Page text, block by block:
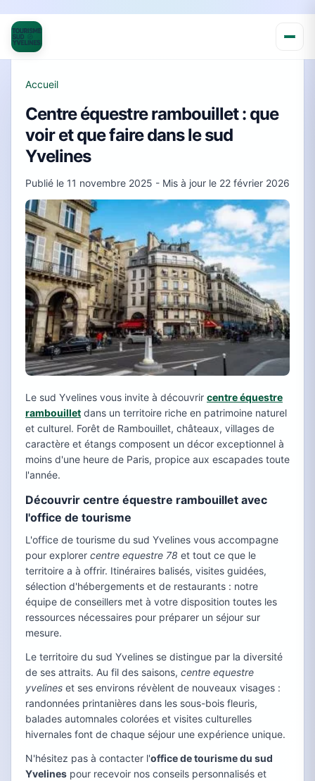
Accueil
Centre équestre rambouillet : que
voir et que faire dans le sud
Yvelines
Publié le 11 novembre 2025 - Mis à jour le 22 février 2026
Le sud Yvelines vous invite à découvrir centre équestre
rambouillet dans un territoire riche en patrimoine naturel
et culturel. Forêt de Rambouillet, châteaux, villages de
caractère et étangs composent un décor exceptionnel à
moins d'une heure de Paris, propice aux escapades toute
l'année.
Découvrir centre équestre rambouillet avec
l'office de tourisme
L'office de tourisme du sud Yvelines vous accompagne
pour explorer centre equestre 78 et tout ce que le
territoire a à offrir. Itinéraires balisés, visites guidées,
sélection d'hébergements et de restaurants : notre
équipe de conseillers met à votre disposition toutes les
ressources nécessaires pour préparer un séjour sur
mesure.
Le territoire du sud Yvelines se distingue par la diversité
de ses attraits. Au fil des saisons, centre equestre
yvelines et ses environs révèlent de nouveaux visages :
randonnées printanières dans les sous-bois fleuris,
balades automnales colorées et visites culturelles
hivernales font de chaque séjour une expérience unique.
N'hésitez pas à contacter l'office de tourisme du sud
Yvelines pour recevoir nos conseils personnalisés et